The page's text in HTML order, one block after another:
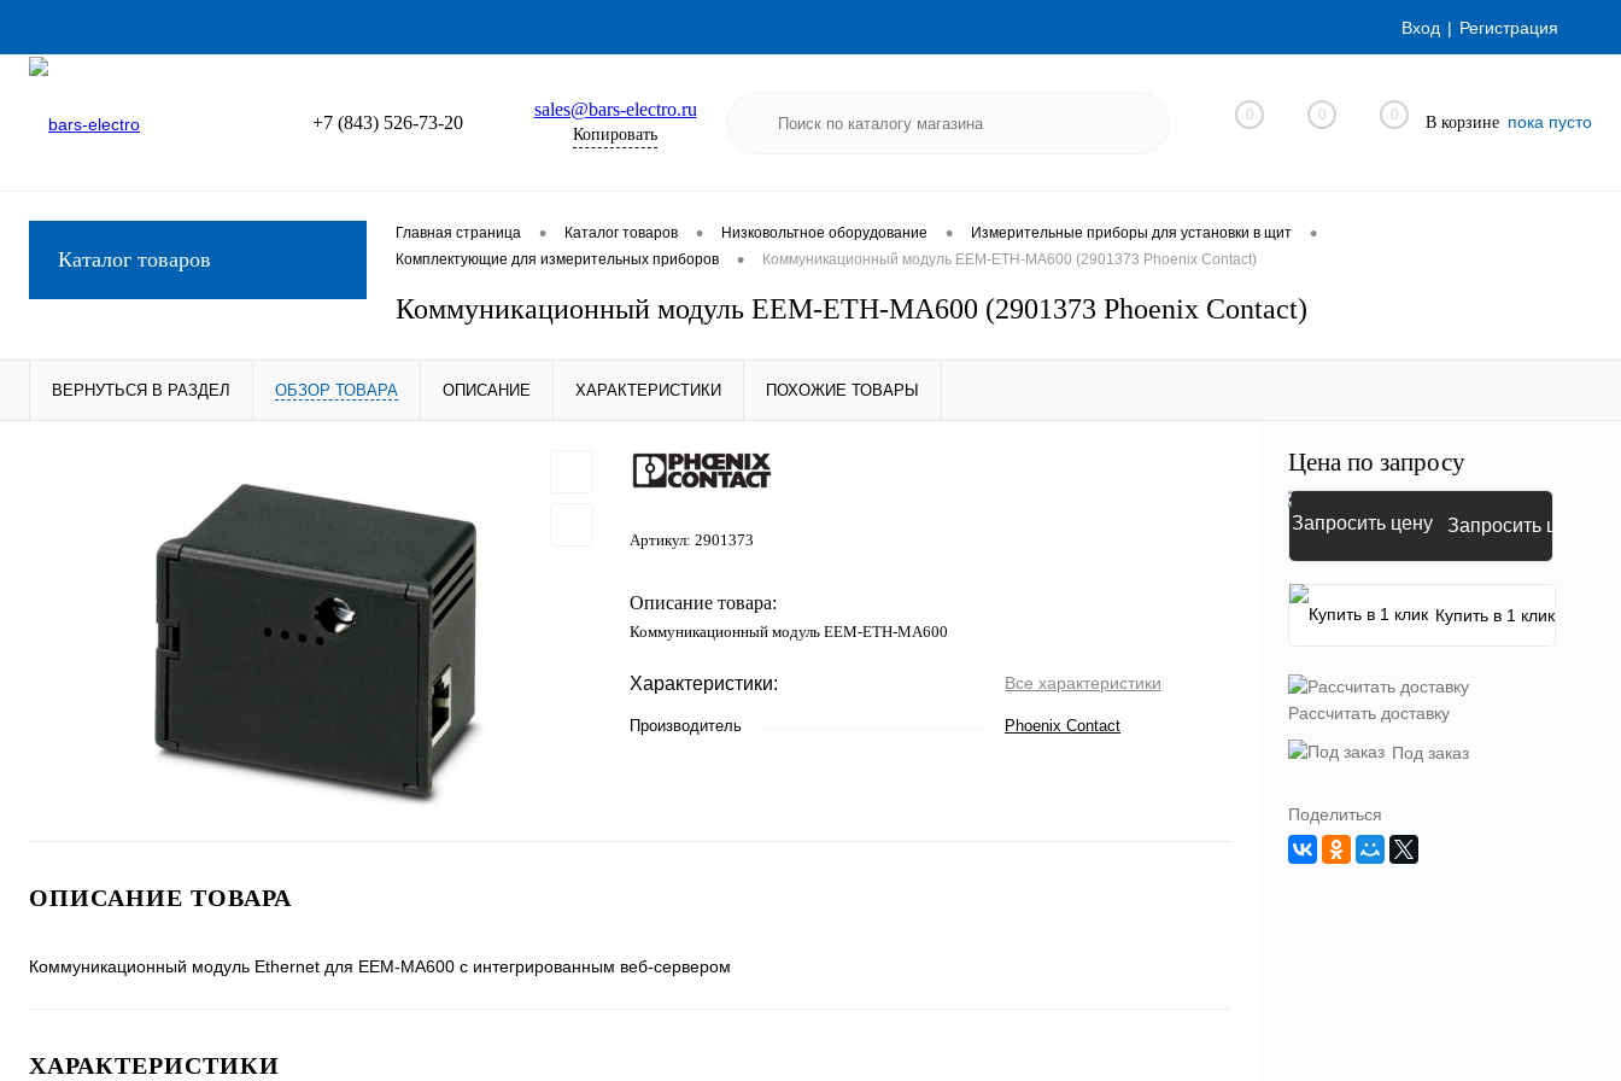
Вход Регистрация
+7 (843) 526-73-20
sales@bars-electro.ru
Копировать
0 0 0 В корзине пока пусто
Каталог товаров
Главная страница • Каталог товаров • Низковольтное оборудование • Измерительные приборы для установки в щит •
Комплектующие для измерительных приборов • Коммуникационный модуль EEM-ETH-MA600 (2901373 Phoenix Contact)
Коммуникационный модуль EEM-ETH-MA600 (2901373 Phoenix Contact)
ВЕРНУТЬСЯ В РАЗДЕЛ ОБЗОР ТОВАРА ОПИСАНИЕ ХАРАКТЕРИСТИКИ ПОХОЖИЕ ТОВАРЫ
Артикул: 2901373
Описание товара:
Коммуникационный модуль EEM-ETH-MA600
Характеристики: Все характеристики
Производитель Phoenix Contact
ОПИСАНИЕ ТОВАРА
Коммуникационный модуль Ethernet для EEM-MA600 с интегрированным веб-сервером
ХАРАКТЕРИСТИКИ
Цена по запросу
Запросить цену
Купить в 1 клик
Рассчитать доставку
Под заказ
Поделиться